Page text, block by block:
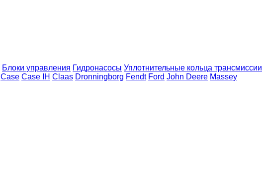
Блоки управления Гидронасосы Уплотнительные кольца трансмиссии
Case Case IH Claas Dronningborg Fendt Ford John Deere Massey